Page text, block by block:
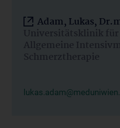
Adam, Lukas,
Universitätsklinik für
Allgemeine
Schmerztherapie